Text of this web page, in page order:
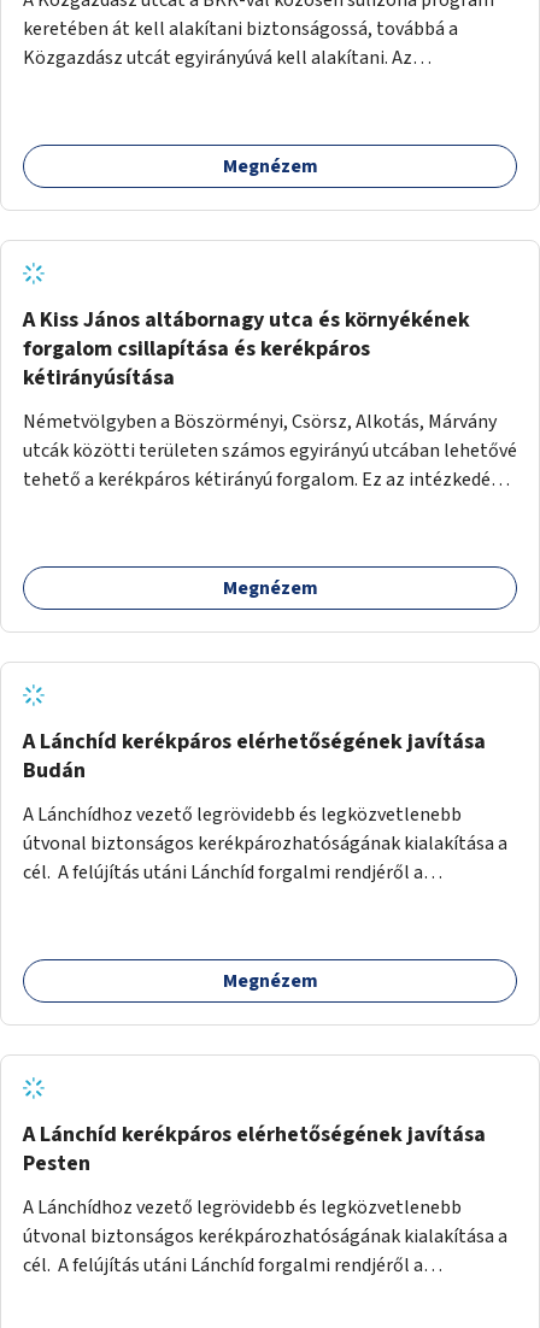
keretében át kell alakítani biztonságossá, továbbá a
Közgazdász utcát egyirányúvá kell alakítani. Az
kialakításával. A kettő között a Művelődés utca pedig
rendkívül balesetveszélyes és védett útszakasszá kell
program és forgalomszabályozás (aktív/passzív) -
Közgazdász utca - Művelődés utca - Park utca tengelyen.
Megnézem
A Kiss János altábornagy utca és környékének
forgalom csillapítása és kerékpáros
kétirányúsítása
Németvölgyben a Böszörményi, Csörsz, Alkotás, Márvány
utcák közötti területen számos egyirányú utcában lehetővé
tehető a kerékpáros kétirányú forgalom. Ez az intézkedés
Megnézem
A Lánchíd kerékpáros elérhetőségének javítása
Budán
A Lánchídhoz vezető legrövidebb és legközvetlenebb
útvonal biztonságos kerékpározhatóságának kialakítása a
cél. A felújítás utáni Lánchíd forgalmi rendjéről a
megtörtént az első lépése annak, hogy a belváros
tengelyében is megerősödjön a Buda és Pest közötti
lehetővé kell tenni a kerékpárosbarát kialakítást. Legyen
biztonságosan kerékpározható az Alagút, a Mészáros utca
és a Márvány utca is!
Megnézem
A Lánchíd kerékpáros elérhetőségének javítása
Pesten
A Lánchídhoz vezető legrövidebb és legközvetlenebb
útvonal biztonságos kerékpározhatóságának kialakítása a
cél. A felújítás utáni Lánchíd forgalmi rendjéről a